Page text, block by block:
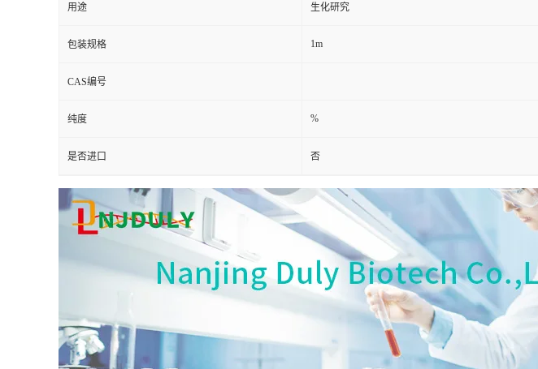
用途 生化研究
包装规格 1m
CAS编号
纯度 %
是否进口 否